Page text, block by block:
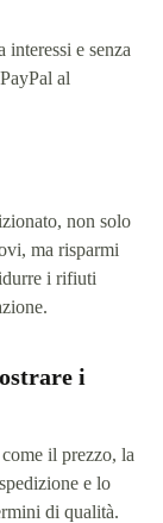
interessi e senza
al
non solo
ma risparmi
i rifiuti
i
il prezzo, la
e lo
di qualità.